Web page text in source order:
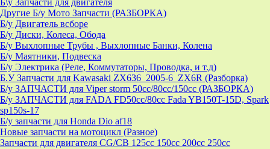
Б\у Запчасти для двигателя
Другие Б/у Мото Запчасти (РАЗБОРКА)
Б/у Двигатель всборе
Б/у Диски, Колеса, Обода
Б/у Выхлопные Трубы , Выхлопные Банки, Колена
Б/у Маятники, Подвеска
Б/у Электрика (Реле, Коммутаторы, Проводка, и т.д)
Б.У Запчасти для Kawasaki ZX636_2005-6_ZX6R (Разборка)
Б/у ЗАПЧАСТИ для Viper storm 50cc/80cc/150cc (РАЗБОРКА)
Б/у ЗАПЧАСТИ для FADA FD50cc/80cc Fada YB150T-15D, Spark
sp150s-17
Б/у запчасти для Honda Dio af18
Новые запчасти на мотоцикл (Разное)
Запчасти для двигателя CG/CB 125cc 150cc 200cc 250cc